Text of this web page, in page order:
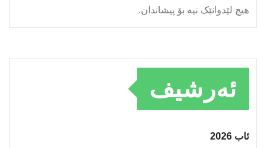
هیچ لێدوانێک نیە بۆ پیشاندان.
ئەرشیف
ئاب 2026